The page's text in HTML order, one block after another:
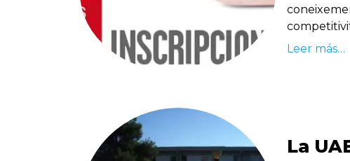
Leer más…
La